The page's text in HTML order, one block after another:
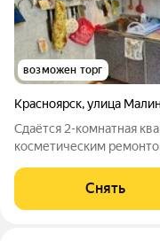
возможен торг
Красноярск,улица
Сдаётся 2-комнатная
косметическим
Стиральная машина Холодильник Микроволновка Дом -
панельный, окна выходят
Снять